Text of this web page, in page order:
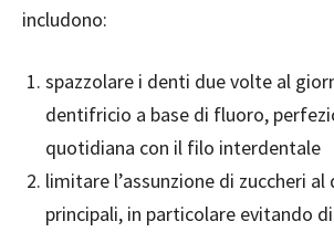
includono:
spazzolare i denti due volte al
dentifricio a base di fluoro,
quotidiana con il filo interdentale
limitare l’assunzione di zuccheri
principali, in particolare evitando